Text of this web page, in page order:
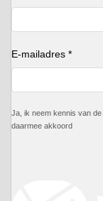
E-mailadres *
Ja, ik neem kennis van de
daarmee akkoord